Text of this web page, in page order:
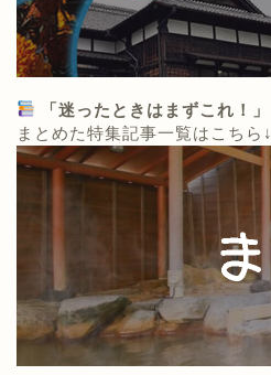
「迷ったときはまずこれ！」
まとめた特集記事一覧はこちら↓